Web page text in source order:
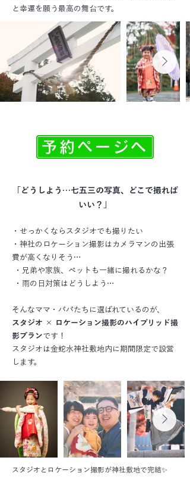
と幸運を願う最高の舞台です。
予約ページへ
「どうしよう…七五三の写真、どこで撮れば
いい？」
・せっかくならスタジオでも撮りたい
・神社のロケーション撮影はカメラマンの出張
費が高くなりそう…
・兄弟や家族、ペットも一緒に撮れるかな？
・雨の日対策はどうしよう…
そんなママ・パパたちに選ばれているのが、
スタジオ × ロケーション撮影のハイブリッド撮
影プランです！
スタジオは金蛇水神社敷地内に期間限定で設営
します。
​スタジオとロケーション撮影が神社敷地で完結✨